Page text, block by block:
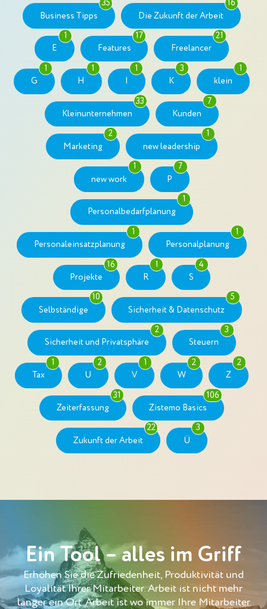
35
Business Tipps
16
Die Zukunft der Arbeit
1
E
17
Features
21
Freelancer
1
G
1
H
1
I
3
K
1
klein
33
Kleinunternehmen
7
Kunden
2
Marketing
1
new leadership
1
new work
7
P
1
Personalbedarfplanung
1
Personaleinsatzplanung
1
Personalplanung
16
Projekte
1
R
4
S
10
Selbständige
5
Sicherheit & Datenschutz
2
Sicherheit und Privatsphäre
3
Steuern
1
Tax
2
U
1
V
2
W
2
Z
31
Zeiterfassung
106
Zistemo Basics
22
Zukunft der Arbeit
3
Ü
Ein Tool – alles im Griff
Erhöhen Sie die Zufriedenheit, Produktivität und
Loyalität Ihrer Mitarbeiter. Arbeit ist nicht mehr
länger ein Ort. Arbeit ist wo immer Ihre Mitarbeiter